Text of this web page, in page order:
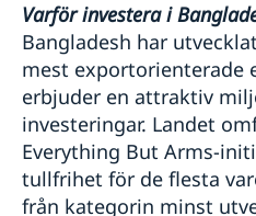
Varför investera i
Bangladesh har
mest exportorienterade
erbjuder en attraktiv
investeringar. Landet
Everything But Arms-
tullfrihet för de flesta
från kategorin minst